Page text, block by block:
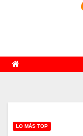
LO MÁS TOP